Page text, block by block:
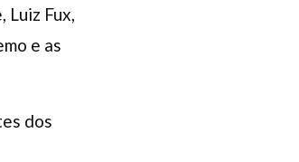
Luiz Fux,
e as
dos